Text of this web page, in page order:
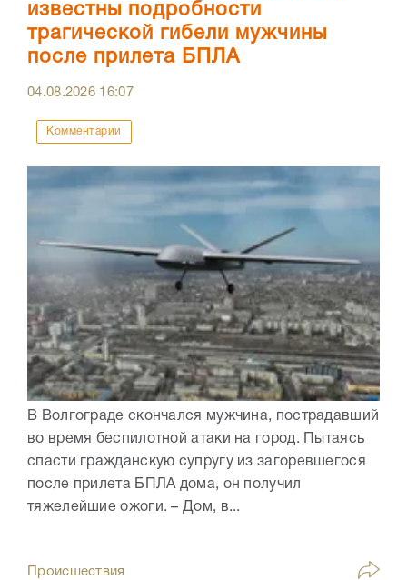
известны подробности
трагической гибели мужчины
после прилета БПЛА
04.08.2026 16:07
Комментарии
В Волгограде скончался мужчина, пострадавший
во время беспилотной атаки на город. Пытаясь
спасти гражданскую супругу из загоревшегося
после прилета БПЛА дома, он получил
тяжелейшие ожоги. – Дом, в...
Происшествия